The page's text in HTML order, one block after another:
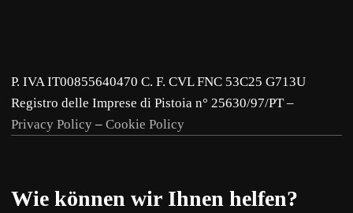
P. IVA IT00855640470 C. F. CVL FNC 53C25 G713U
Registro delle Imprese di Pistoia n° 25630/97/PT –
Privacy Policy – Cookie Policy
Wie können wir Ihnen helfen?